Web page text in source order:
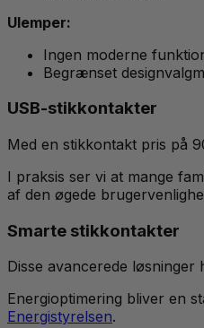
Ulemper:
Ingen moderne
Begrænset
USB-stikkontakter
Med en stikkontakt pris på
I praksis ser vi at mange
af den øgede
Smarte stikkontakter
Disse avancerede løsninger
Energioptimering bliver en
Energistyrelsen.